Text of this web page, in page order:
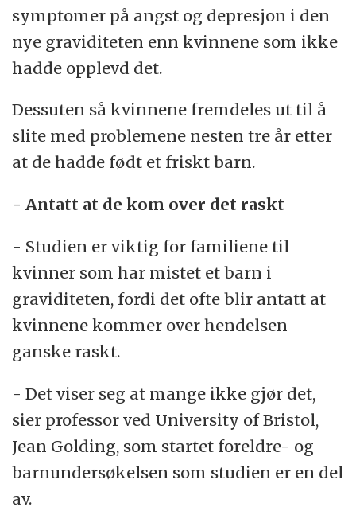
symptomer på angst og depresjon i den
nye graviditeten enn kvinnene som ikke
hadde opplevd det.
Dessuten så kvinnene fremdeles ut til å
slite med problemene nesten tre år etter
at de hadde født et friskt barn.
- Antatt at de kom over det raskt
- Studien er viktig for familiene til
kvinner som har mistet et barn i
graviditeten, fordi det ofte blir antatt at
kvinnene kommer over hendelsen
ganske raskt.
- Det viser seg at mange ikke gjør det,
sier professor ved University of Bristol,
Jean Golding, som startet foreldre- og
barnundersøkelsen som studien er en del
av.